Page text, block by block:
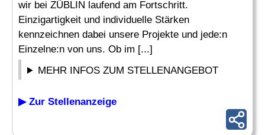
wir bei ZÜBLIN laufend am Fortschritt.
Einzigartigkeit und individuelle Stärken
kennzeichnen dabei unsere Projekte und jede:n
Einzelne:n von uns. Ob im [...]
MEHR INFOS ZUM STELLENANGEBOT
▶ Zur Stellenanzeige